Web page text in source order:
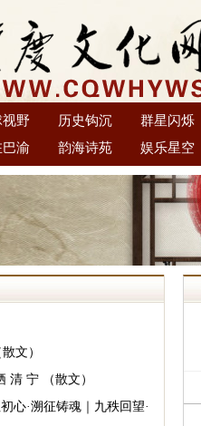
视野 历史钩沉 群星闪烁
巴渝 韵海诗苑 娱乐星空
文）
清 宁 （散文）
心·溯征铸魂｜九秩回望·